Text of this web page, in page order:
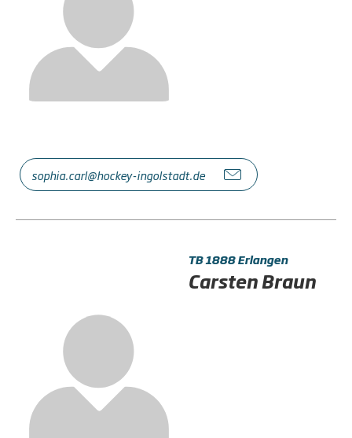
sophia.carl@hockey-ingolstadt.de
TB 1888 Erlangen
Carsten Braun